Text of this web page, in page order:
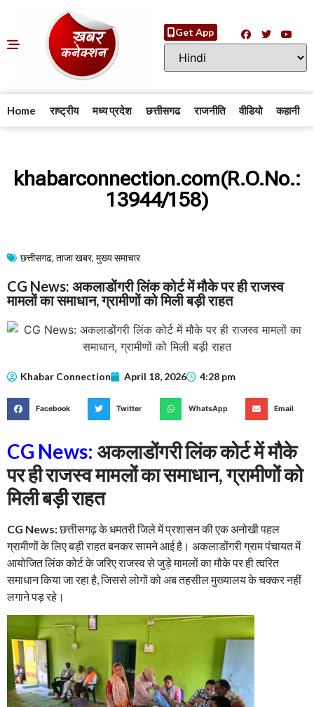
Get App
Home राष्ट्रीय मध्य प्रदेश छत्तीसगढ राजनीति वीडियो कहानी
khabarconnection.com(R.O.No.:
13944/158)
छत्तीसगढ, ताजा खबर, मुख्य समाचार​
CG News: अकलाडोंगरी लिंक कोर्ट में मौके पर ही राजस्व
मामलों का समाधान, ग्रामीणों को मिली बड़ी राहत
Khabar Connection April 18, 2026 4:28 pm
Facebook Twitter WhatsApp Email
CG News: अकलाडोंगरी लिंक कोर्ट में मौके
पर ही राजस्व मामलों का समाधान, ग्रामीणों को
मिली बड़ी राहत
CG News:छत्तीसगढ़ के धमतरी जिले में प्रशासन की एक अनोखी पहल
ग्रामीणों के लिए बड़ी राहत बनकर सामने आई है। अकलाडोंगरी ग्राम पंचायत में
आयोजित लिंक कोर्ट के जरिए राजस्व से जुड़े मामलों का मौके पर ही त्वरित
समाधान किया जा रहा है, जिससे लोगों को अब तहसील मुख्यालय के चक्कर नहीं
लगाने पड़ रहे।